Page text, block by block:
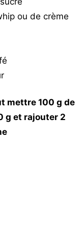
ou de crème
mettre 100 g de
g et rajouter 2